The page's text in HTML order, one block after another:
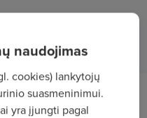
naudojimas
cookies) lankytojų
suasmeninimui.
yra įjungti pagal